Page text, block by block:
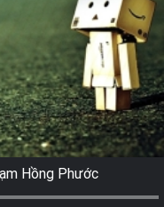
Hồng Phước